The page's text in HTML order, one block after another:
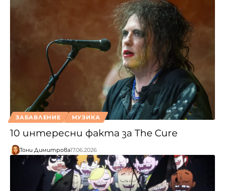
ЗАБАВЛЕНИЕ МУЗИКА
10 интересни факта за The Cure
Тони Димитрова17.06.2026